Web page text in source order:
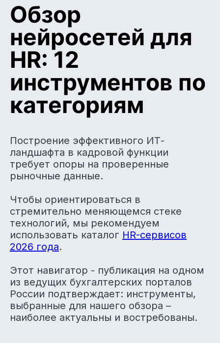
Обзор
нейросетей для
HR: 12
инструментов по
категориям
Построение эффективного ИТ-
ландшафта в кадровой функции
требует опоры на проверенные
рыночные данные.
Чтобы ориентироваться в
стремительно меняющемся стеке
технологий, мы рекомендуем
использовать каталог HR-сервисов
2026 года.
Этот навигатор - публикация на одном
из ведущих бухгалтерских порталов
России подтверждает: инструменты,
выбранные для нашего обзора –
наиболее актуальны и востребованы.